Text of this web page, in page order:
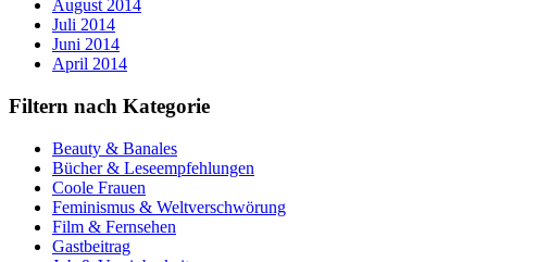
August 2014
Juli 2014
Juni 2014
April 2014
Filtern nach Kategorie
Beauty & Banales
Bücher & Leseempfehlungen
Coole Frauen
Feminismus & Weltverschwörung
Film & Fernsehen
Gastbeitrag